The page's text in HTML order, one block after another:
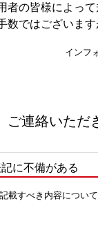
者の皆様によっ
数ではございま
インフ
ご連絡いただ
に不備がある
載すべき内容につい